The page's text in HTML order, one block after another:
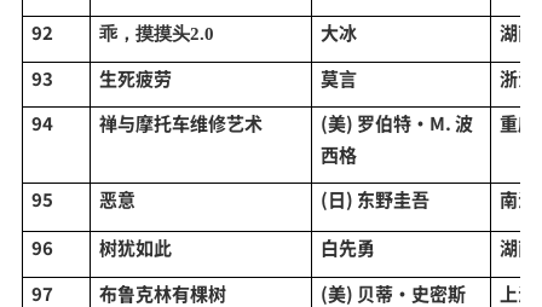
92
乖，摸摸头2.0 大冰
湖南
93
生死疲劳 莫言
浙江
94
禅与摩托车维修艺术
(美) 罗伯特·M. 波
西格
重庆
95 恶意 (日) 东野圭吾
南海
96
树犹如此 白先勇
湖南
97
布鲁克林有棵树 (美) 贝蒂·史密斯
上